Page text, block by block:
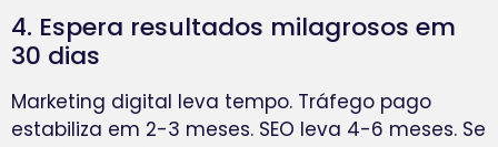
4. Espera resultados milagrosos em
30 dias
Marketing digital leva tempo. Tráfego pago
estabiliza em 2-3 meses. SEO leva 4-6 meses. Se